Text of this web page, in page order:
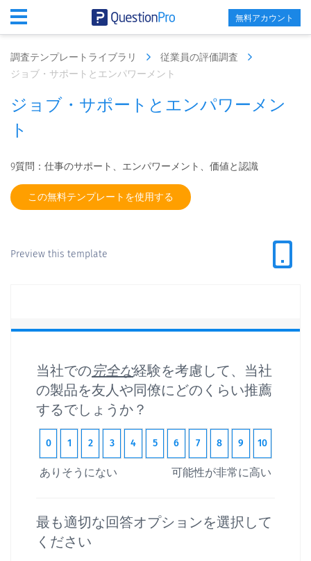
無料アカウント
調査テンプレートライブラリ
従業員の評価調査
ジョブ・サポートとエンパワーメント
ジョブ・サポートとエンパワーメン
ト
9質問：仕事のサポート、エンパワーメント、価値と認識
この無料テンプレートを使用する
Preview this template